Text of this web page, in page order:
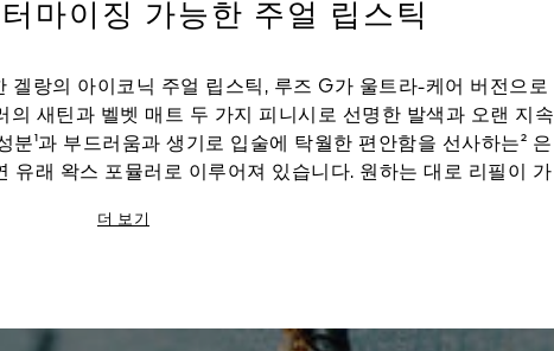
마이징 가능한 주얼 립스틱
겔랑의 아이코닉 주얼 립스틱, 루즈 G가 울트라-케어 버전으로
의 새틴과 벨벳 매트 두 가지 피니시로 선명한 발색과 오랜 지속
분¹과 부드러움과 생기로 입술에 탁월한 편안함을 선사하는² 은
유래 왁스 포뮬러로 이루어져 있습니다. 원하는 대로 리필이 가
드러냅니다. 새로운 루즈 G의 케이스는 오직 새롭게 출시된 리
더 보기